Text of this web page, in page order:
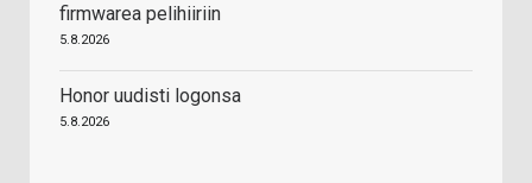
firmwarea pelihiiriin
5.8.2026
Honor uudisti logonsa
5.8.2026